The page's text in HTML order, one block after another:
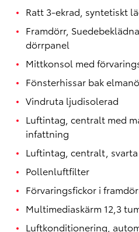
Ratt 3-ekrad, syntetiskt
Framdörr,
dörrpanel
Mittkonsol med
Fönsterhissar bak
Vindruta ljudisolerad
Luftintag, centralt med
infattning
Luftintag, centralt, svarta
Pollenluftfilter
Förvaringsfickor i
Multimediaskärm 12,3
Luftkonditionering,